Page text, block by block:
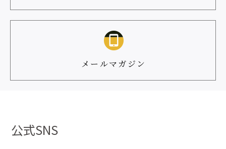
メールマガジン
公式SNS